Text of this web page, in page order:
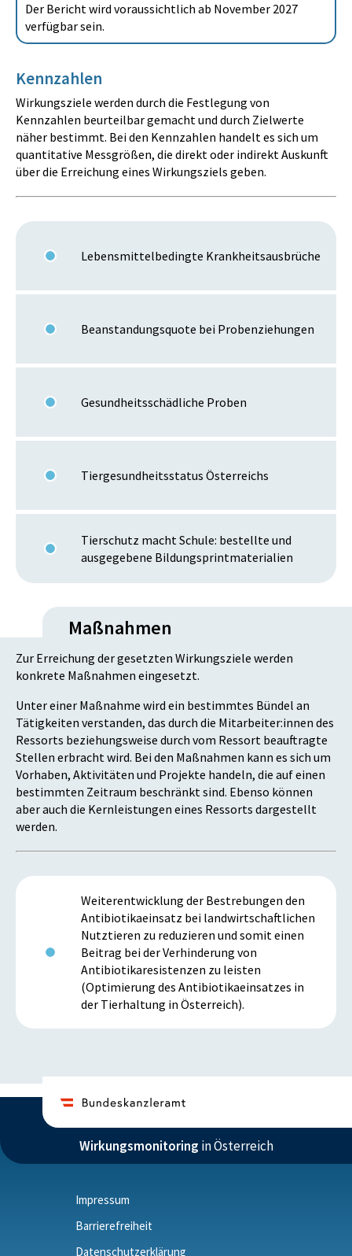
Der Bericht wird voraussichtlich ab November 2027
verfügbar sein.
Kennzahlen
Wirkungsziele werden durch die Festlegung von
Kennzahlen beurteilbar gemacht und durch Zielwerte
näher bestimmt. Bei den Kennzahlen handelt es sich um
quantitative Messgrößen, die direkt oder indirekt Auskunft
über die Erreichung eines Wirkungsziels geben.
Lebensmittelbedingte Krankheitsausbrüche
Beanstandungsquote bei Probenziehungen
Gesundheitsschädliche Proben
Tiergesundheitsstatus Österreichs
Tierschutz macht Schule: bestellte und
ausgegebene Bildungsprintmaterialien
Maßnahmen
Zur Erreichung der gesetzten Wirkungsziele werden
konkrete Maßnahmen eingesetzt.
Unter einer Maßnahme wird ein bestimmtes Bündel an
Tätigkeiten verstanden, das durch die Mitarbeiter:innen des
Ressorts beziehungsweise durch vom Ressort beauftragte
Stellen erbracht wird. Bei den Maßnahmen kann es sich um
Vorhaben, Aktivitäten und Projekte handeln, die auf einen
bestimmten Zeitraum beschränkt sind. Ebenso können
aber auch die Kernleistungen eines Ressorts dargestellt
werden.
Weiterentwicklung der Bestrebungen den
Antibiotikaeinsatz bei landwirtschaftlichen
Nutztieren zu reduzieren und somit einen
Beitrag bei der Verhinderung von
Antibiotikaresistenzen zu leisten
(Optimierung des Antibiotikaeinsatzes in
der Tierhaltung in Österreich).
Wirkungsmonitoring in Österreich
Impressum
Barrierefreiheit
Datenschutzerklärung